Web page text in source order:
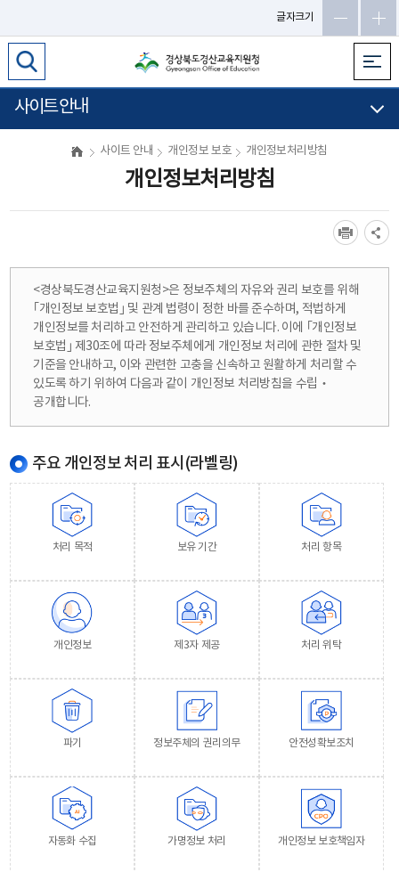
글자크기
사이트 안내
사이트 안내 개인정보 보호 개인정보처리방침
개인정보처리방침
<경상북도경산교육지원청>은 정보주체의 자유와 권리 보호를 위해
｢개인정보 보호법｣ 및 관계 법령이 정한 바를 준수하며, 적법하게
개인정보를 처리하고 안전하게 관리하고 있습니다. 이에 ｢개인정보
보호법｣ 제30조에 따라 정보주체에게 개인정보 처리에 관한 절차 및
기준을 안내하고, 이와 관련한 고충을 신속하고 원활하게 처리할 수
있도록 하기 위하여 다음과 같이 개인정보 처리방침을 수립‧
공개합니다.
주요 개인정보 처리 표시(라벨링)
처리 목적 보유 기간 처리 항목
개인정보 제3자 제공 처리 위탁
파기 정보주체의 권리의무 안전성확보조치
자동화 수집 가명정보 처리 개인정보 보호책임자